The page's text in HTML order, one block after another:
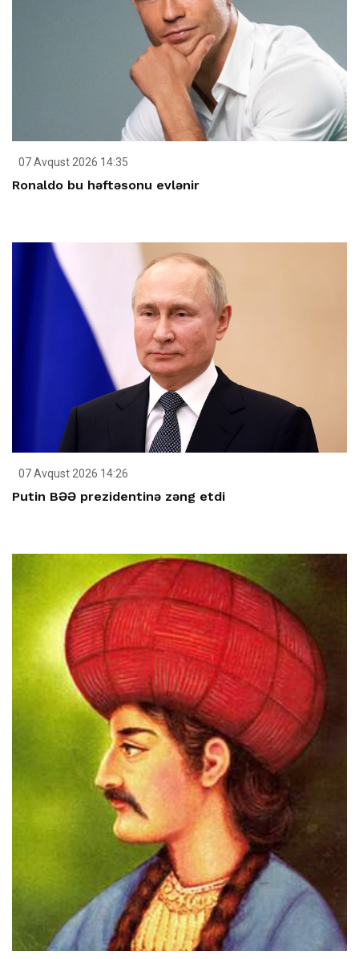
07 Avqust 2026 14:35
Ronaldo bu həftəsonu evlənir
07 Avqust 2026 14:26
Putin BƏƏ prezidentinə zəng etdi